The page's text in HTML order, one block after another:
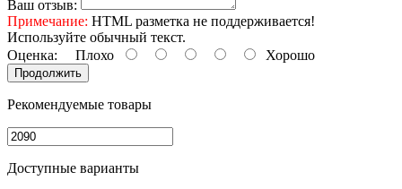
Ваш отзыв:
Примечание: HTML разметка не поддерживается!
Используйте обычный текст.
Оценка: Плохо Хорошо
Продолжить
Рекомендуемые товары
Доступные варианты